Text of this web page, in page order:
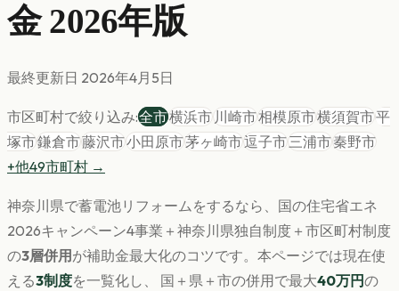
金 2026年版
最終更新日 2026年4月5日
市区町村で絞り込み:全市横浜市川崎市相模原市横須賀市平
塚市鎌倉市藤沢市小田原市茅ヶ崎市逗子市三浦市秦野市
+他49市町村 →
神奈川県で蓄電池リフォームをするなら、国の住宅省エネ
2026キャンペーン4事業＋ 神奈川県独自制度＋市区町村制度
の3層併用 が補助金最大化のコツです。 本ページでは現在使
える3制度を一覧化し、 国＋県＋市の併用で最大40万円の